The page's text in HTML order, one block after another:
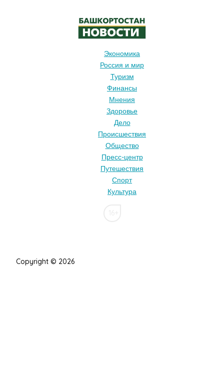
Экономика
Россия и мир
Туризм
Финансы
Мнения
Здоровье
Дело
Происшествия
Общество
Пресс-центр
Путешествия
Спорт
Культура
Copyright © 2026